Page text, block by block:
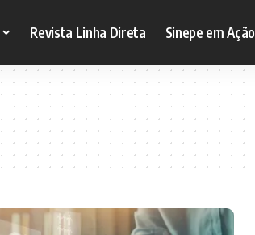
Revista Linha Direta Sinepe em Ação